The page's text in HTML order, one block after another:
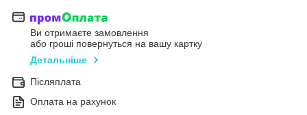
Ви отримаєте замовлення
або гроші повернуться на вашу картку
Детальніше
Післяплата
Оплата на рахунок